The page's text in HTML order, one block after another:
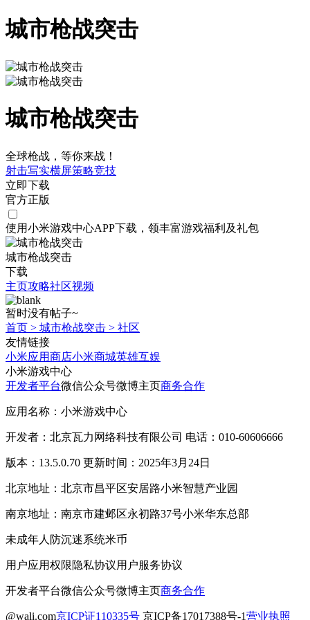
城市枪战突击
城市枪战突击
全球枪战，等你来战！
射击写实横屏策略竞技
立即下载
官方正版
使用小米游戏中心APP下载 ，领丰富游戏福利 及礼包
城市枪战突击
下载
主页攻略社区视频
暂时没有帖子~
首页 > 城市枪战突击 > 社区
友情链接
小米应用商店小米商城英雄互娱
小米游戏中心
开发者平台微信公众号微博主页商务合作
应用名称：小米游戏中心
开发者：北京瓦力网络科技有限公司 电话：010-60606666
版本：13.5.0.70 更新时间：2025年3月24日
北京地址：北京市昌平区安居路小米智慧产业园
南京地址：南京市建邺区永初路37号小米华东总部
未成年人防沉迷系统米币
用户应用权限隐私协议用户服务协议
开发者平台微信公众号微博主页商务合作
@wali.com京ICP证110335号 京ICP备17017388号-1营业执照